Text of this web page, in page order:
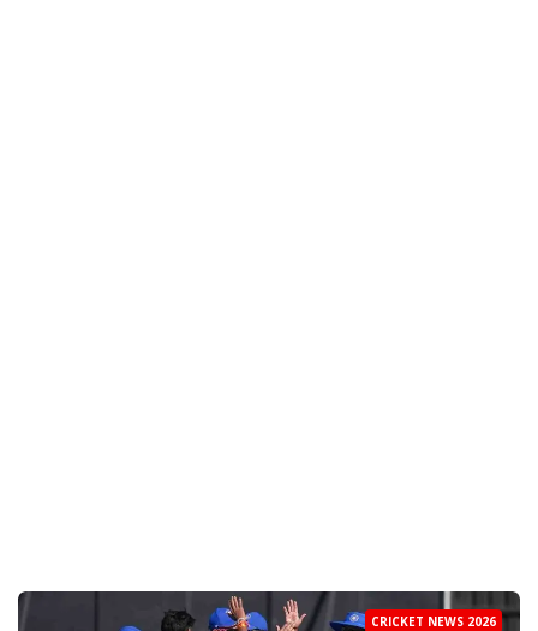
CRICKET NEWS 2026